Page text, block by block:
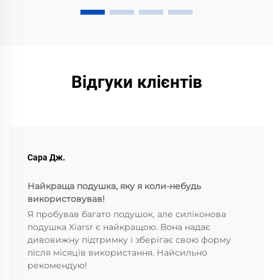
Відгуки клієнтів
Сара Дж.
Найкраща подушка, яку я коли-небудь
використовував!
Я пробував багато подушок, але силіконова
подушка Xiarsr є найкращою. Вона надає
дивовижну підтримку і зберігає свою форму
після місяців використання. Найсильно
рекомендую!